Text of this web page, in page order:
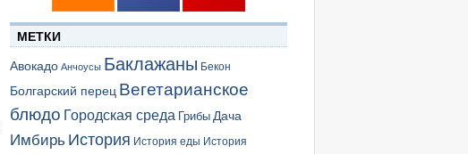
МЕТКИ
Авокадо Анчоусы Баклажаны Бекон
Болгарский перец Вегетарианское
блюдо Городская среда Грибы Дача
Имбирь История История еды История